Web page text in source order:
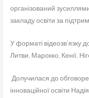
організований
закладу освіти за
У форматі відеозв’язку
Литви, Марокко, Кенії,
Долучилася до
інноваційної освіти